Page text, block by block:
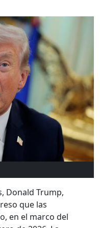
Donald Trump,
que las
en el marco del